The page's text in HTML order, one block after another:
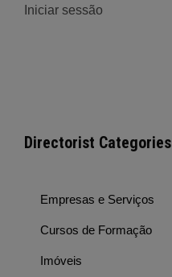
Iniciar sessão
Directorist Categories
Empresas e Serviços
Cursos de Formação
Imóveis